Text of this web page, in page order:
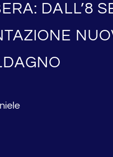
DALL’8